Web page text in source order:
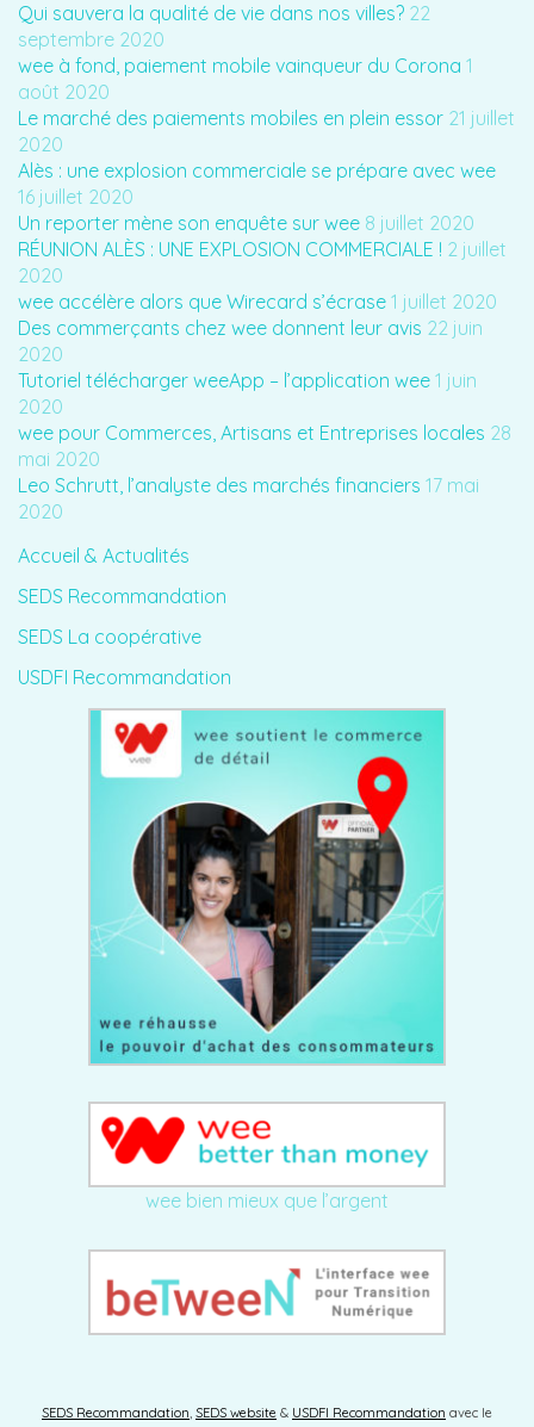
Qui sauvera la qualité de vie dans nos villes? 22
septembre 2020
wee à fond, paiement mobile vainqueur du Corona 1
août 2020
Le marché des paiements mobiles en plein essor 21 juillet
2020
Alès : une explosion commerciale se prépare avec wee
16 juillet 2020
Un reporter mène son enquête sur wee 8 juillet 2020
RÉUNION ALÈS : UNE EXPLOSION COMMERCIALE ! 2 juillet
2020
wee accélère alors que Wirecard s’écrase 1 juillet 2020
Des commerçants chez wee donnent leur avis 22 juin
2020
Tutoriel télécharger weeApp – l’application wee 1 juin
2020
wee pour Commerces, Artisans et Entreprises locales 28
mai 2020
Leo Schrutt, l’analyste des marchés financiers 17 mai
2020
Accueil & Actualités
SEDS Recommandation
SEDS La coopérative
USDFI Recommandation
wee bien mieux que l’argent
SEDS Recommandation, SEDS website & USDFI Recommandation avec le